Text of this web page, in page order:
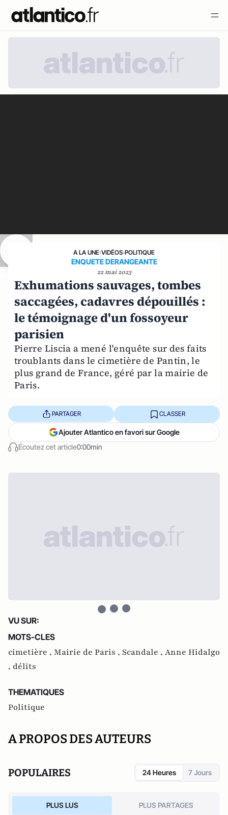
A LA UNE›VIDÉOS›POLITIQUE
ENQUETE DERANGEANTE
22 mai 2023
Exhumations sauvages, tombes
saccagées, cadavres dépouillés :
le témoignage d'un fossoyeur
parisien
Pierre Liscia a mené l'enquête sur des faits
troublants dans le cimetière de Pantin, le
plus grand de France, géré par la mairie de
Paris.
Écoutez cet article0:00min
PARTAGER CLASSER
Ajouter Atlantico en favori sur Google
VU SUR:
MOTS-CLES
cimetière , Mairie de Paris , Scandale , Anne Hidalgo
, délits
THEMATIQUES
Politique
A PROPOS DES AUTEURS
POPULAIRES 24 Heures 7 Jours
PLUS LUS PLUS PARTAGES